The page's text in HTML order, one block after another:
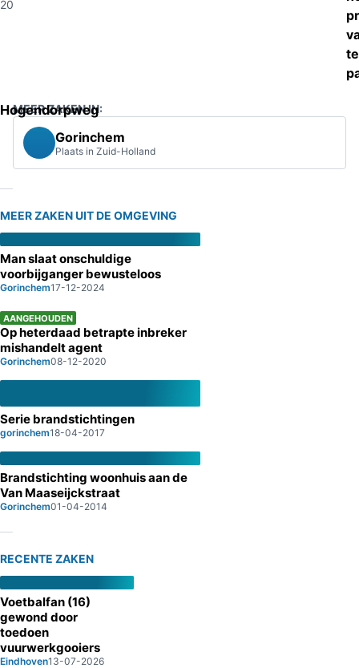
2014
te
Hogendorpweg
MEER ZAKEN IN:
Gorinchem
Plaats in Zuid-Holland
MEER ZAKEN UIT DE OMGEVING
Man slaat onschuldige
voorbijganger bewusteloos
Gorinchem17-12-2024
AANGEHOUDEN
Op heterdaad betrapte inbreker
mishandelt agent
Gorinchem08-12-2020
Serie brandstichtingen
gorinchem18-04-2017
Brandstichting woonhuis aan de
Van Maaseijckstraat
Gorinchem01-04-2014
RECENTE ZAKEN
Voetbalfan (16)
gewond door
toedoen
vuurwerkgooiers
Eindhoven13-07-2026